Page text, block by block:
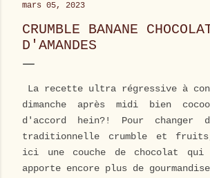
mars 05, 2023
CRUMBLE BANANE
D'AMANDES
La recette ultra régressive à
dimanche après midi bien
d'accord hein?! Pour changer
traditionnelle crumble et
ici une couche de chocolat qui
apporte encore plus de